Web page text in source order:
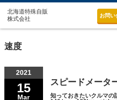
お問い
速度
2021
15
Mar
スピードメータ
知っておきたいクルマの